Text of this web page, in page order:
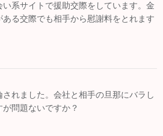
い系サイトで援助交際をしています。金
ある交際でも相手から慰謝料をとれます
されました。会社と相手の旦那にバラし
が問題ないですか？